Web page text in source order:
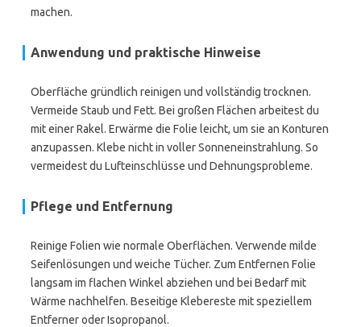
machen.
Anwendung und praktische Hinweise
Oberfläche gründlich reinigen und vollständig trocknen.
Vermeide Staub und Fett. Bei großen Flächen arbeitest du
mit einer Rakel. Erwärme die Folie leicht, um sie an Konturen
anzupassen. Klebe nicht in voller Sonneneinstrahlung. So
vermeidest du Lufteinschlüsse und Dehnungsprobleme.
Pflege und Entfernung
Reinige Folien wie normale Oberflächen. Verwende milde
Seifenlösungen und weiche Tücher. Zum Entfernen Folie
langsam im flachen Winkel abziehen und bei Bedarf mit
Wärme nachhelfen. Beseitige Klebereste mit speziellem
Entferner oder Isopropanol.